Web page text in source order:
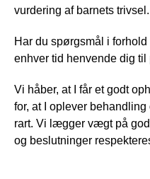
vurdering af barnets trivsel.
Har du spørgsmål i
enhver tid henvende dig
Vi håber, at I får et godt
for, at I oplever
rart. Vi lægger vægt på
og beslutninger